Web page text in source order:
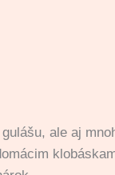
ale aj